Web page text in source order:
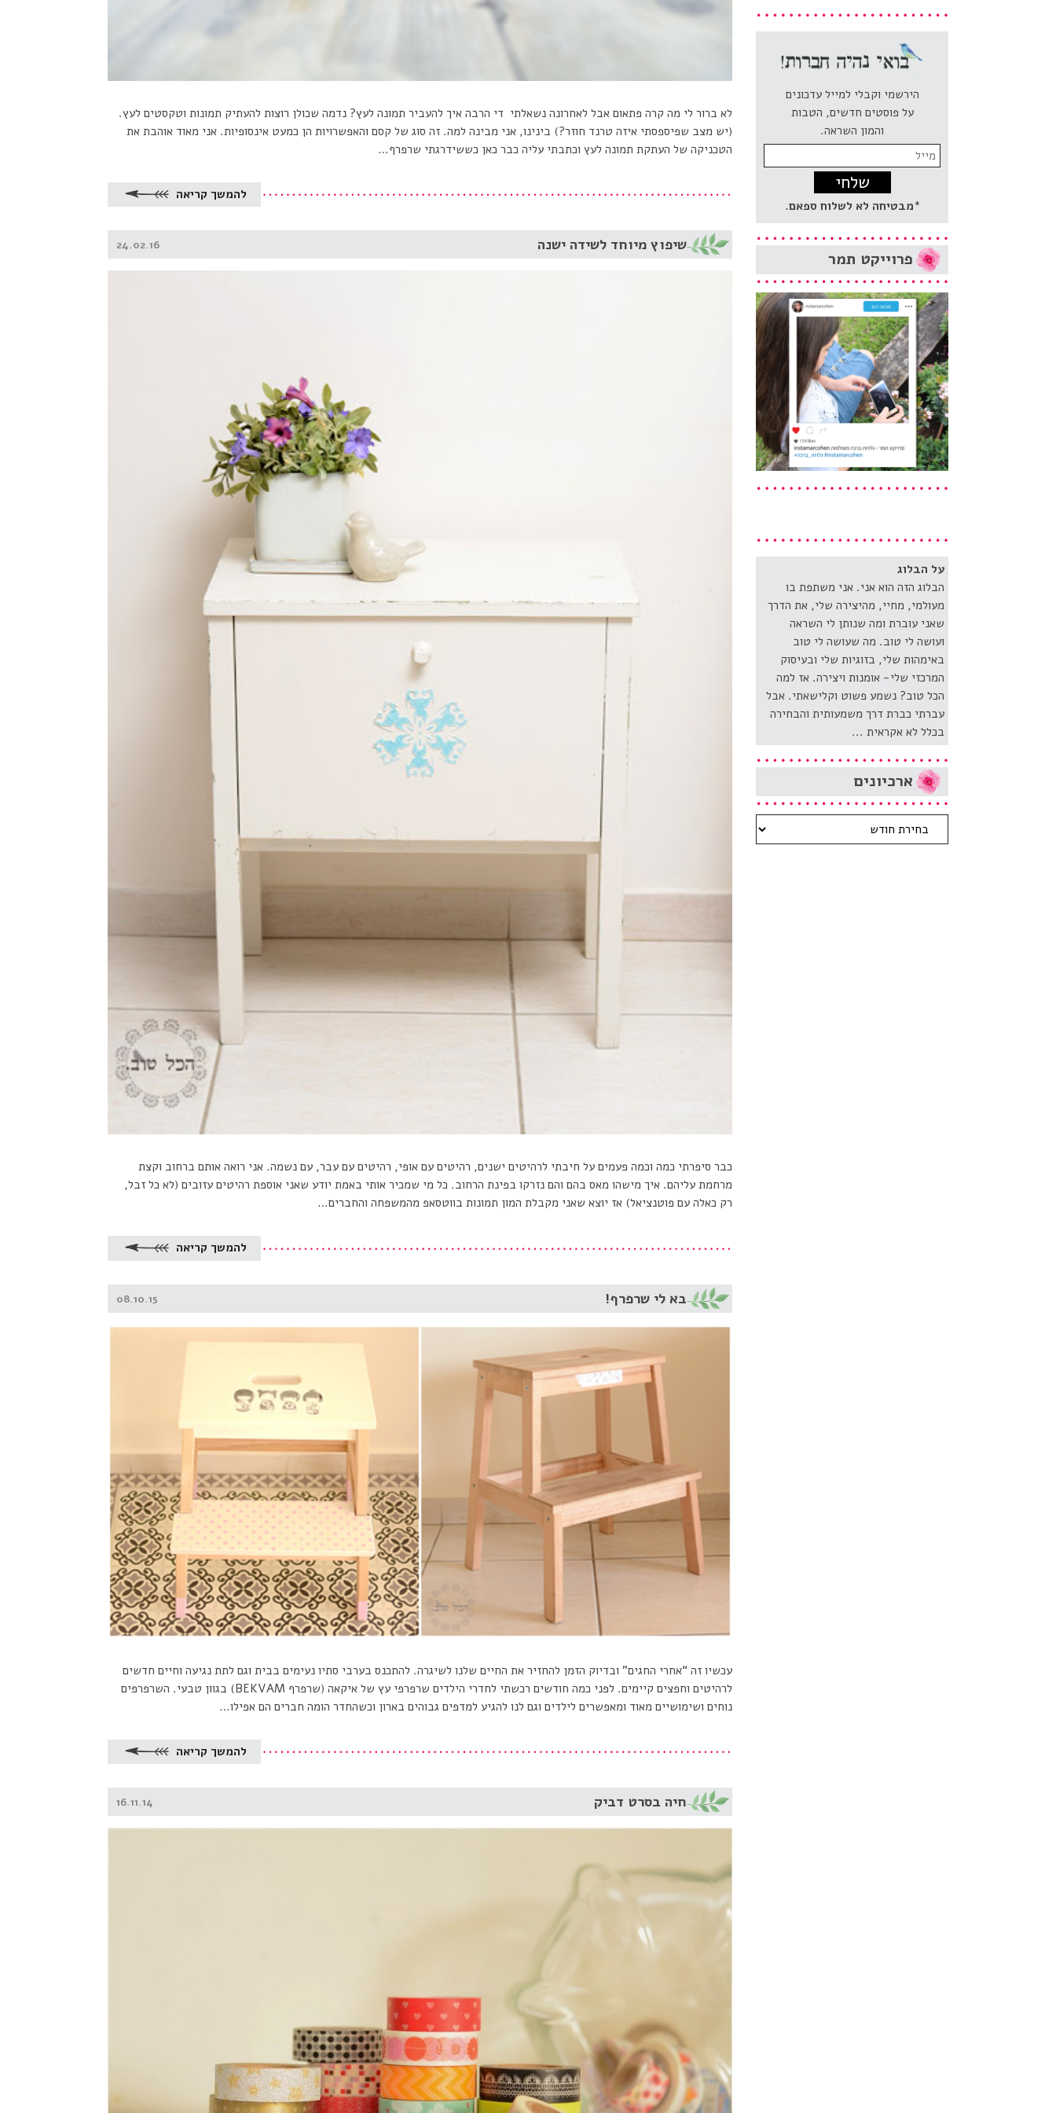
לא ברור לי מה קרה פתאום אבל לאחרונה נשאלתי די הרבה איך להעביר תמונה לעץ? נדמה שכולן רוצות להעתיק תמונות וטקסטים לעץ.
(יש מצב שפיספסתי איזה טרנד חוזר?) בינינו, אני מבינה למה. זה סוג של קסם והאפשרויות הן כמעט אינסופיות. אני מאוד אוהבת את
הטכניקה של העתקת תמונה לעץ וכתבתי עליה כבר כאן כששידרגתי שרפרף…
להמשך קריאה
שיפוץ מיוחד לשידה ישנה Posted
on
24.02.16
כבר סיפרתי כמה וכמה פעמים על חיבתי לרהיטים ישנים, רהיטים עם אופי, רהיטים עם עבר, עם נשמה. אני רואה אותם ברחוב וקצת
מרחמת עליהם. איך מישהו מאס בהם והם נזרקו בפינת הרחוב. כל מי שמכיר אותי באמת יודע שאני אוספת רהיטים עזובים (לא כל זבל,
רק כאלה עם פוטנציאל) אז יוצא שאני מקבלת המון תמונות בווטסאפ מהמשפחה והחברים…
להמשך קריאה
בא לי שרפרף! Posted
08.10.15
עכשיו זה “אחרי החגים” ובדיוק הזמן להחזיר את החיים שלנו לשיגרה. להתכנס בערבי סתיו נעימים בבית וגם לתת נגיעה וחיים חדשים
לרהיטים וחפצים קיימים. לפני כמה חודשים רכשתי לחדרי הילדים שרפרפי עץ של איקאה (שרפרף BEKVAM) בגוון טבעי. השרפרפים
נוחים ושימושיים מאוד ומאפשרים לילדים וגם לנו להגיע למדפים גבוהים בארון וכשהחדר הומה חברים הם אפילו…
להמשך קריאה
חיה בסרט דביק Posted
on
16.11.14
הירשמי וקבלי למייל עדכונים
על פוסטים חדשים, הטבות
והמון השראה.
Email
address:
*מבטיחה לא לשלוח ספאם.
פרוייקט תמר
על הבלוג
הבלוג הזה הוא אני. אני משתפת בו
מעולמי, מחיי, מהיצירה שלי, את הדרך
שאני עוברת ומה שנותן לי השראה
ועושה לי טוב. מה שעושה לי טוב
באימהות שלי, בזוגיות שלי ובעיסוק
המרכזי שלי- אומנות ויצירה. אז למה
הכל טוב? נשמע פשוט וקלישאתי. אבל
עברתי כברת דרך משמעותית והבחירה
בכלל לא אקראית ...
ארכיונים